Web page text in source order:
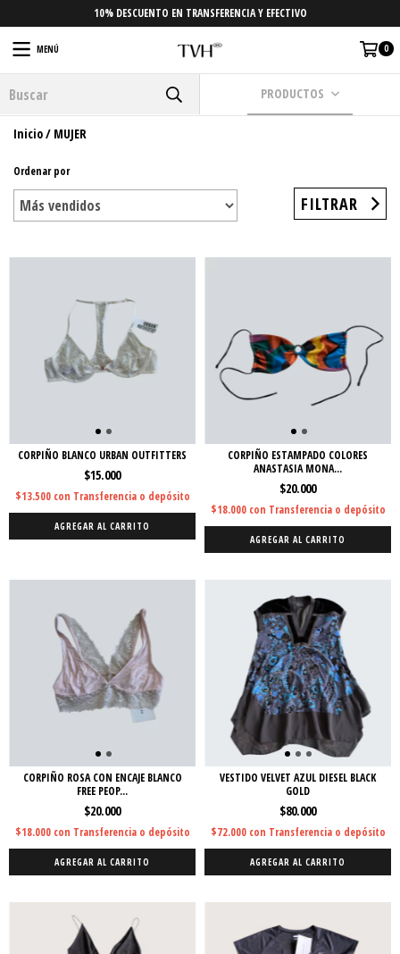
10% DESCUENTO EN TRANSFERENCIA Y EFECTIVO
MENÚ 0
PRODUCTOS
Inicio/ MUJER
Ordenar por
FILTRAR
CORPIÑO BLANCO URBAN OUTFITTERS
$15.000
$13.500 con Transferencia o depósito
AGREGAR AL CARRITO
CORPIÑO ESTAMPADO COLORES
ANASTASIA MONA...
$20.000
$18.000 con Transferencia o depósito
AGREGAR AL CARRITO
CORPIÑO ROSA CON ENCAJE BLANCO
FREE PEOP...
$20.000
$18.000 con Transferencia o depósito
AGREGAR AL CARRITO
VESTIDO VELVET AZUL DIESEL BLACK
GOLD
$80.000
$72.000 con Transferencia o depósito
AGREGAR AL CARRITO